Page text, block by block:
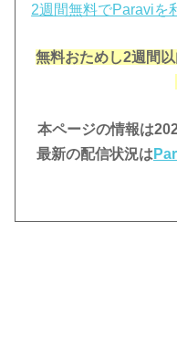
2週間無料でParaviを
無料おためし2週間
本ページの情報は
最新の配信状況は